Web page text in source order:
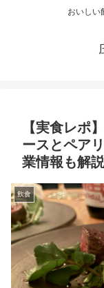
おいしい
【実食レポ
ースとペア
業情報も解説
飲食